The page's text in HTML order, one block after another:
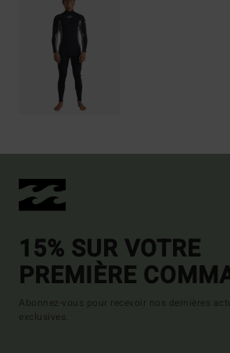
15% SUR VOTRE
PREMIÈRE
Abonnez-vous pour recevoir nos dernières
exclusives.